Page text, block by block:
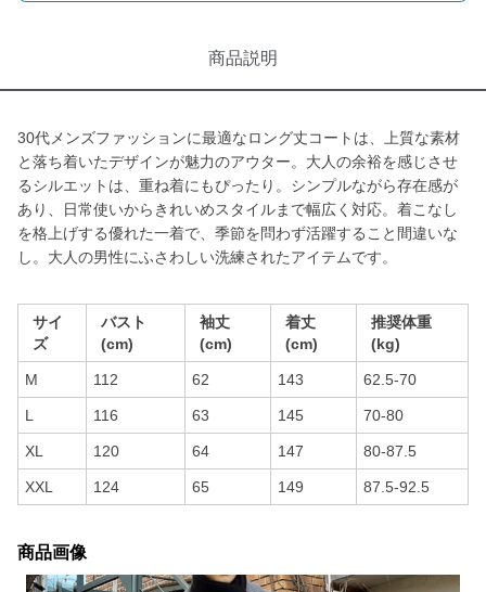
商品説明
30代メンズファッションに最適なロング丈コートは、上質な素材
と落ち着いたデザインが魅力のアウター。大人の余裕を感じさせ
るシルエットは、重ね着にもぴったり。シンプルながら存在感が
あり、日常使いからきれいめスタイルまで幅広く対応。着こなし
を格上げする優れた一着で、季節を問わず活躍すること間違いな
し。大人の男性にふさわしい洗練されたアイテムです。
サイ
ズ
バスト
(cm)
袖丈
(cm)
着丈
(cm)
推奨体重
(kg)
M 112 62 143 62.5-70
L 116 63 145 70-80
XL 120 64 147 80-87.5
XXL 124 65 149 87.5-92.5
商品画像